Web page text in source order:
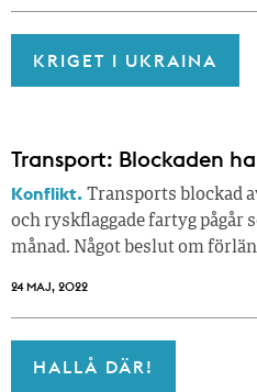
KRIGET I UKRAINA
Transport: Blockaden
Konflikt. Transports blockad
och ryskflaggade fartyg pågår
månad. Något beslut om
24 MAJ, 2022
HALLÅ DÄR!